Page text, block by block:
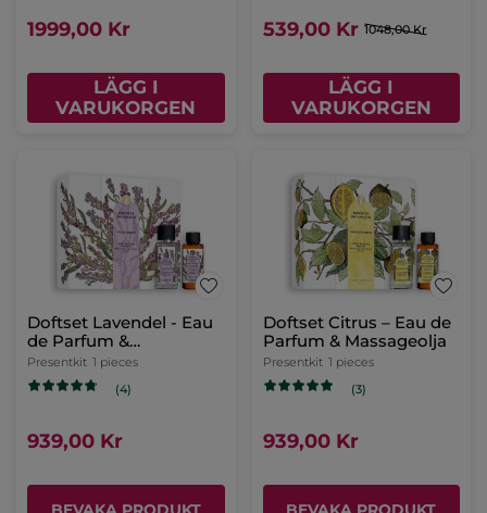
1999,00 Kr
LÄGG I
VARUKORGEN
539,00 Kr 1048,00 Kr
LÄGG I
VARUKORGEN
Doftset Lavendel - Eau
de Parfum &
Massageolja
Presentkit 1 pieces
(4)
939,00 Kr
Doftset Citrus – Eau de
Parfum & Massageolja
Presentkit 1 pieces
(3)
939,00 Kr